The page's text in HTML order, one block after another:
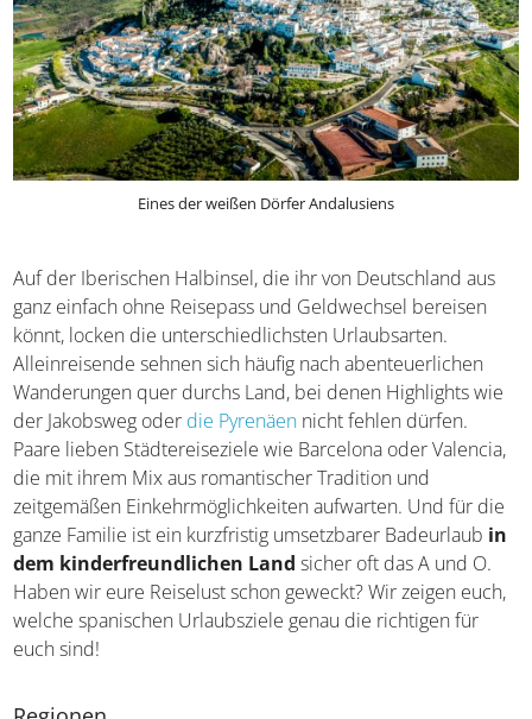
Auf der Iberischen Halbinsel, die ihr von Deutschland aus
ganz einfach ohne Reisepass und Geldwechsel bereisen
könnt, locken die unterschiedlichsten Urlaubsarten.
Alleinreisende sehnen sich häufig nach abenteuerlichen
Wanderungen quer durchs Land, bei denen Highlights
wie der Jakobsweg oderdie Pyrenäen nicht fehlen
dürfen. Paare lieben Städtereiseziele wie Barcelona oder
Valencia, die mit ihrem Mix aus romantischer Tradition
und zeitgemäßen Einkehrmöglichkeiten aufwarten. Und
für die ganze Familie ist ein kurzfristig umsetzbarer
Badeurlaub
in dem kinderfreundlichen Landsicher
oft das A und O. Haben wir eure Reiselust schon
geweckt? Wir zeigen euch, welche spanischen
Urlaubsziele genau die richtigen für euch sind!
Regionen